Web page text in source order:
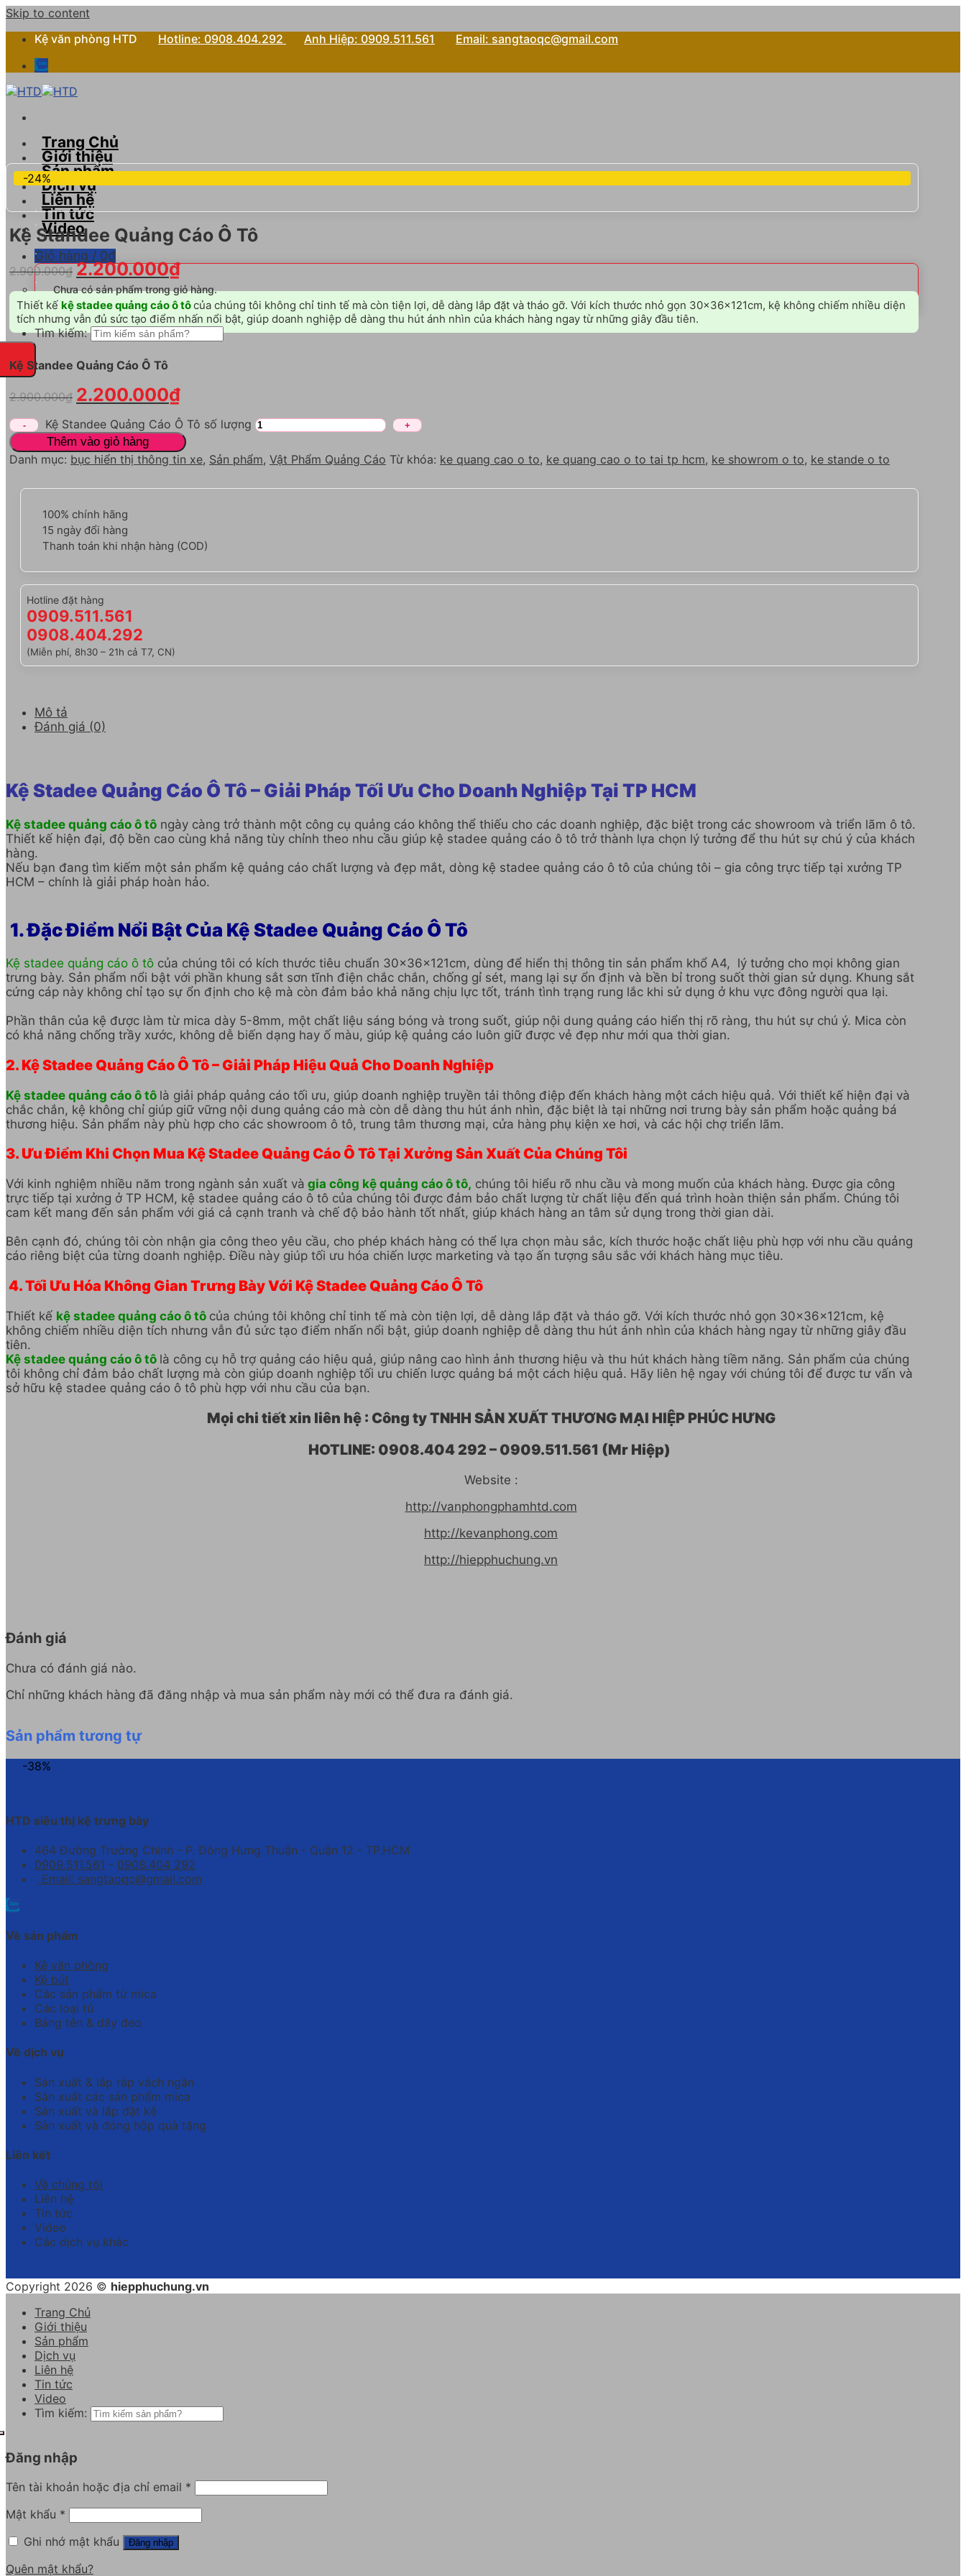
Skip to content
Kệ văn phòng HTD
Hotline: 0908.404.292 Anh Hiệp: 0909.511.561 Email: sangtaoqc@gmail.com
Trang Chủ
Giới thiệu
Sản phẩm
Dịch vụ
Liên hệ
Tin tức
Video
Giỏ hàng / 0₫
Chưa có sản phẩm trong giỏ hàng.
Tìm kiếm:
-24%
Kệ Standee Quảng Cáo Ô Tô
2.900.000₫ 2.200.000₫
Thiết kế kệ stadee quảng cáo ô tôcủa chúng tôi không chỉ tinh tế mà còn tiện lợi, dễ dàng lắp đặt và tháo gỡ. Với kích thước nhỏ gọn 30x36x121cm, kệ không chiếm nhiều diện
tích nhưng vẫn đủ sức tạo điểm nhấn nổi bật, giúp doanh nghiệp dễ dàng thu hút ánh nhìn của khách hàng ngay từ những giây đầu tiên.
Kệ Standee Quảng Cáo Ô Tô
2.900.000₫ 2.200.000₫
Kệ Standee Quảng Cáo Ô Tô số lượng
Thêm vào giỏ hàng
Danh mục: bục hiển thị thông tin xe, Sản phẩm, Vật Phẩm Quảng Cáo Từ khóa: ke quang cao o to, ke quang cao o to tai tp hcm, ke showrom o to, ke stande o to
100% chính hãng
15 ngày đổi hàng
Thanh toán khi nhận hàng (COD)
Hotline đặt hàng
0909.511.561
0908.404.292
(Miễn phí, 8h30 – 21h cả T7, CN)
Mô tả
Đánh giá (0)
Kệ Stadee Quảng Cáo Ô Tô – Giải Pháp Tối Ưu Cho Doanh Nghiệp Tại TP HCM
Kệ stadee quảng cáo ô tô ngày càng trở thành một công cụ quảng cáo không thể thiếu cho các doanh nghiệp, đặc biệt trong các showroom và triển lãm ô tô.
Thiết kế hiện đại, độ bền cao cùng khả năng tùy chỉnh theo nhu cầu giúp kệ stadee quảng cáo ô tô trở thành lựa chọn lý tưởng để thu hút sự chú ý của khách
hàng.
Nếu bạn đang tìm kiếm một sản phẩm kệ quảng cáo chất lượng và đẹp mắt, dòng kệ stadee quảng cáo ô tô của chúng tôi – gia công trực tiếp tại xưởng TP
HCM – chính là giải pháp hoàn hảo.
1. Đặc Điểm Nổi Bật Của Kệ Stadee Quảng Cáo Ô Tô
Kệ stadee quảng cáo ô tô của chúng tôi có kích thước tiêu chuẩn 30x36x121cm, dùng để hiển thị thông tin sản phẩm khổ A4, lý tưởng cho mọi không gian
trưng bày. Sản phẩm nổi bật với phần khung sắt sơn tĩnh điện chắc chắn, chống gỉ sét, mang lại sự ổn định và bền bỉ trong suốt thời gian sử dụng. Khung sắt
cứng cáp này không chỉ tạo sự ổn định cho kệ mà còn đảm bảo khả năng chịu lực tốt, tránh tình trạng rung lắc khi sử dụng ở khu vực đông người qua lại.
Phần thân của kệ được làm từ mica dày 5-8mm, một chất liệu sáng bóng và trong suốt, giúp nội dung quảng cáo hiển thị rõ ràng, thu hút sự chú ý. Mica còn
có khả năng chống trầy xước, không dễ biến dạng hay ố màu, giúp kệ quảng cáo luôn giữ được vẻ đẹp như mới qua thời gian.
2. Kệ Stadee Quảng Cáo Ô Tô – Giải Pháp Hiệu Quả Cho Doanh Nghiệp
Kệ stadee quảng cáo ô tô là giải pháp quảng cáo tối ưu, giúp doanh nghiệp truyền tải thông điệp đến khách hàng một cách hiệu quả. Với thiết kế hiện đại và
chắc chắn, kệ không chỉ giúp giữ vững nội dung quảng cáo mà còn dễ dàng thu hút ánh nhìn, đặc biệt là tại những nơi trưng bày sản phẩm hoặc quảng bá
thương hiệu. Sản phẩm này phù hợp cho các showroom ô tô, trung tâm thương mại, cửa hàng phụ kiện xe hơi, và các hội chợ triển lãm.
3. Ưu Điểm Khi Chọn Mua Kệ Stadee Quảng Cáo Ô Tô Tại Xưởng Sản Xuất Của Chúng Tôi
Với kinh nghiệm nhiều năm trong ngành sản xuất và gia công kệ quảng cáo ô tô, chúng tôi hiểu rõ nhu cầu và mong muốn của khách hàng. Được gia công
trực tiếp tại xưởng ở TP HCM, kệ stadee quảng cáo ô tô của chúng tôi được đảm bảo chất lượng từ chất liệu đến quá trình hoàn thiện sản phẩm. Chúng tôi
cam kết mang đến sản phẩm với giá cả cạnh tranh và chế độ bảo hành tốt nhất, giúp khách hàng an tâm sử dụng trong thời gian dài.
Bên cạnh đó, chúng tôi còn nhận gia công theo yêu cầu, cho phép khách hàng có thể lựa chọn màu sắc, kích thước hoặc chất liệu phù hợp với nhu cầu quảng
cáo riêng biệt của từng doanh nghiệp. Điều này giúp tối ưu hóa chiến lược marketing và tạo ấn tượng sâu sắc với khách hàng mục tiêu.
4. Tối Ưu Hóa Không Gian Trưng Bày Với Kệ Stadee Quảng Cáo Ô Tô
Thiết kế kệ stadee quảng cáo ô tô của chúng tôi không chỉ tinh tế mà còn tiện lợi, dễ dàng lắp đặt và tháo gỡ. Với kích thước nhỏ gọn 30x36x121cm, kệ
không chiếm nhiều diện tích nhưng vẫn đủ sức tạo điểm nhấn nổi bật, giúp doanh nghiệp dễ dàng thu hút ánh nhìn của khách hàng ngay từ những giây đầu
tiên.
Kệ stadee quảng cáo ô tô là công cụ hỗ trợ quảng cáo hiệu quả, giúp nâng cao hình ảnh thương hiệu và thu hút khách hàng tiềm năng. Sản phẩm của chúng
tôi không chỉ đảm bảo chất lượng mà còn giúp doanh nghiệp tối ưu chiến lược quảng bá một cách hiệu quả. Hãy liên hệ ngay với chúng tôi để được tư vấn và
sở hữu kệ stadee quảng cáo ô tô phù hợp với nhu cầu của bạn.
Mọi chi tiết xin liên hệ : Công ty TNHH SẢN XUẤT THƯƠNG MẠI HIỆP PHÚC HƯNG
HOTLINE: 0908.404 292 – 0909.511.561 (Mr Hiệp)
Website :
http://vanphongphamhtd.com
http://kevanphong.com
http://hiepphuchung.vn
Đánh giá
Chưa có đánh giá nào.
Chỉ những khách hàng đã đăng nhập và mua sản phẩm này mới có thể đưa ra đánh giá.
Sản phẩm tương tự
-38%
HTD siêu thị kệ trưng bày
464 Đường Trường Chinh - P. Đông Hưng Thuận - Quận 12 - TP.HCM
0909.511.561 - 0908.404 292
Email: sangtaoqc@gmail.com
Về sản phẩm
Kệ văn phòng
Kệ bút
Các sản phẩm từ mica
Các loại tủ
Bảng tên & dây đeo
Về dịch vụ
Sản xuất & lắp ráp vách ngăn
Sản xuất các sản phẩm mica
Sản xuất và lắp đặt kệ
Sản xuất và đóng hộp quà tặng
Liên kết
Về chúng tôi
Liên hệ
Tin tức
Video
Các dịch vụ khác
Copyright 2026 © hiepphuchung.vn
Trang Chủ
Giới thiệu
Sản phẩm
Dịch vụ
Liên hệ
Tin tức
Video
Tìm kiếm:
Đăng nhập
Tên tài khoản hoặc địa chỉ email *
Mật khẩu *
Ghi nhớ mật khẩu
Đăng nhập
Quên mật khẩu?